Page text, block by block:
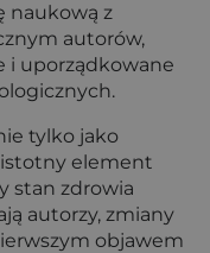
naukową z
autorów,
i uporządkowane
tylko jako
element
stan zdrowia
autorzy, zmiany
objawem